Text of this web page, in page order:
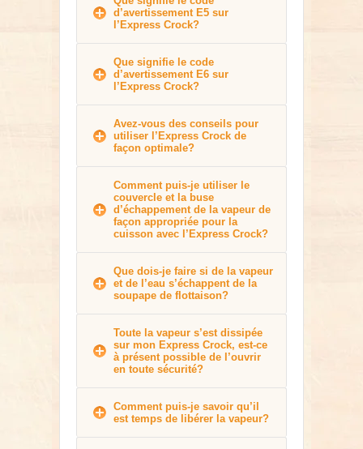
d’avertissement E5 sur
l’Express Crock?
Que signifie le code
d’avertissement E6 sur
l’Express Crock?
Avez-vous des conseils pour
utiliser l’Express Crock de
façon optimale?
Comment puis-je utiliser le
couvercle et la buse
d’échappement de la vapeur de
façon appropriée pour la
cuisson avec l’Express Crock?
Que dois-je faire si de la vapeur
et de l’eau s’échappent de la
soupape de flottaison?
Toute la vapeur s’est dissipée
sur mon Express Crock, est-ce
à présent possible de l’ouvrir
en toute sécurité?
Comment puis-je savoir qu’il
est temps de libérer la vapeur?